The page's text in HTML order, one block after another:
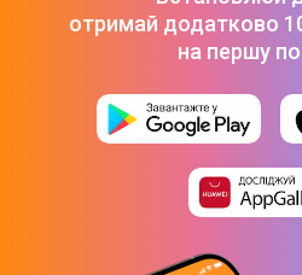
отримай додатково
на першу